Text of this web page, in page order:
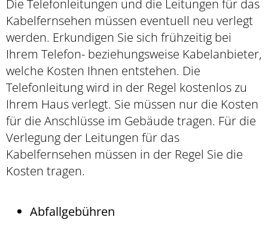
Die Telefonleitungen und die Leitungen für das
Kabelfernsehen müssen eventuell neu verlegt
werden. Erkundigen Sie sich frühzeitig bei
Ihrem Telefon- beziehungsweise Kabelanbieter,
welche Kosten Ihnen entstehen. Die
Telefonleitung wird in der Regel kostenlos zu
Ihrem Haus verlegt. Sie müssen nur die Kosten
für die Anschlüsse im Gebäude tragen. Für die
Verlegung der Leitungen für das
Kabelfernsehen müssen in der Regel Sie die
Kosten tragen.
Abfallgebühren